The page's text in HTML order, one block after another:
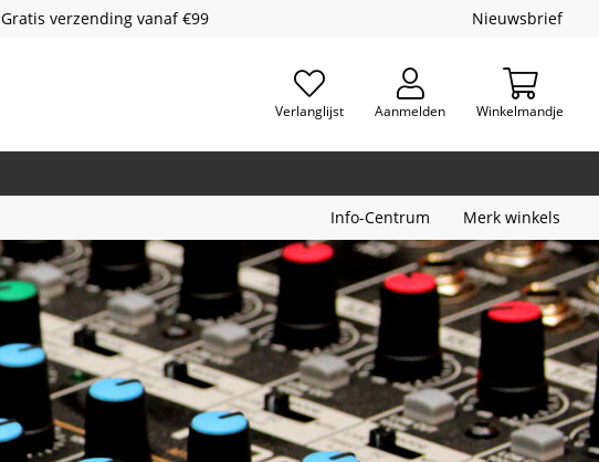
Gratis verzending vanaf €99 Nieuwsbrief
Verlanglijst Aanmelden Winkelmandje
Info-Centrum Merk winkels